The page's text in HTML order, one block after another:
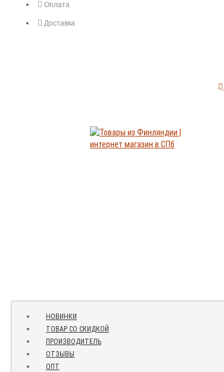
Оплата
Доставка
НОВИНКИ
ТОВАР СО СКИДКОЙ
ПРОИЗВОДИТЕЛЬ
ОТЗЫВЫ
ОПТ